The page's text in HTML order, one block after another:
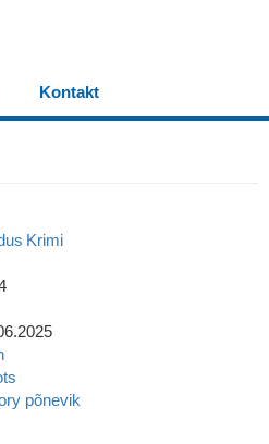
Kontakt
Krimi
põnevik